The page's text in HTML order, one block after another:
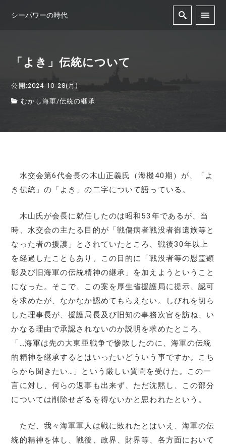
シーパワーの時代
「よき」伝統について
公開:2024-10-28(月)
むかし海軍/伝統の継承
水交会第6代会長の木山正義氏（海機40期）が、「よ
き伝統」の「よき」の二字について語っている。
木山氏が会長に就任したのは昭和53年であるが、当
時、水交会の主たる目的が「戦傷病者戦没者御遺族等と
なった者の援護」とされていたところ、戦後30年以上
を経過したこともあり、この目的に「戦没者等の慰霊顕
彰及び旧海軍の伝統精神の継承」を加えようということ
になった。そこで、この案を厚生省援護局に提示、認可
を求めたが、なかなか認めてもらえない。しびれを切ら
した理事長が、援護局長及び旧知の事務次官を訪ね、い
かなる理由で承認されないのか説明を求めたところ、
「…海軍は先の大東亜戦争で惨敗したのに、海軍の伝統
的精神を継承するとはいったいどういう事ですか。こち
らから聞きたい…」という厳しい質問を受けた。この一
言に対し、何らの返事も出来ず、ただ沈黙し、この部分
については削除せざるを得ないかと思われたという。
ただ、我々海軍軍人は戦に敗れたとはいえ、海軍の伝
統的精神を体し、戦後、政界、財界等、各方面において